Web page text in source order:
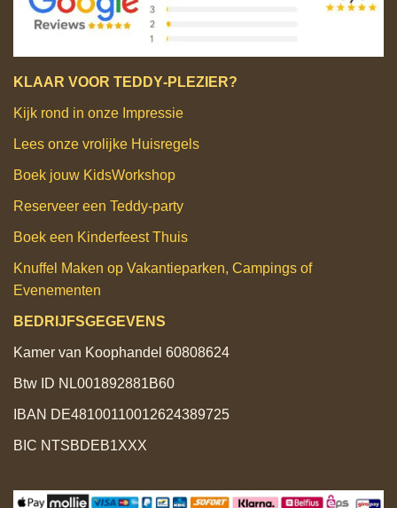
KLAAR VOOR TEDDY‑PLEZIER?
Kijk rond in onze Impressie
Lees onze vrolijke Huisregels
Boek jouw KidsWorkshop
Reserveer een Teddy‑party
Boek een Kinderfeest Thuis
Knuffel Maken op Vakantieparken, Campings of
Evenementen
BEDRIJFSGEGEVENS
Kamer van Koophandel 60808624
Btw ID NL001892881B60
IBAN DE48100110012624389725
BIC NTSBDEB1XXX